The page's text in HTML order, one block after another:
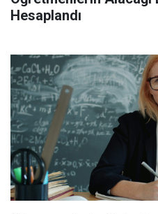
Hesaplandı